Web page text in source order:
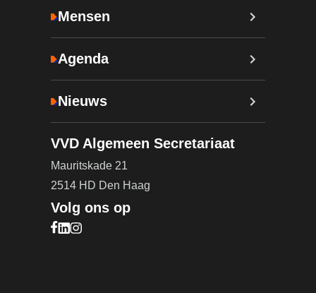
Mensen
Agenda
Nieuws
VVD Algemeen Secretariaat
Mauritskade 21
2514 HD Den Haag
Volg ons op
Bezoek onze Facebook pagina (opent in nieuw
Bezoek onze LinkedIn pagina (opent in nieuw
Bezoek onze Instagram pagina (opent in